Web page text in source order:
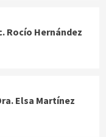
Rocío Hernández
Elsa Martínez